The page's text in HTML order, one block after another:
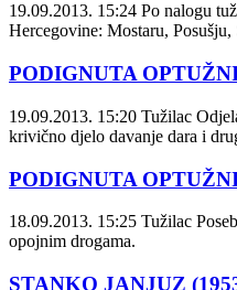
19.09.2013. 15:24 Po nalogu
Hercegovine: Mostaru,
PODIGNUTA
19.09.2013. 15:20 Tužilac
krivično djelo davanje dara i
PODIGNUTA
18.09.2013. 15:25 Tužilac
opojnim drogama.
STANKO JANJUZ